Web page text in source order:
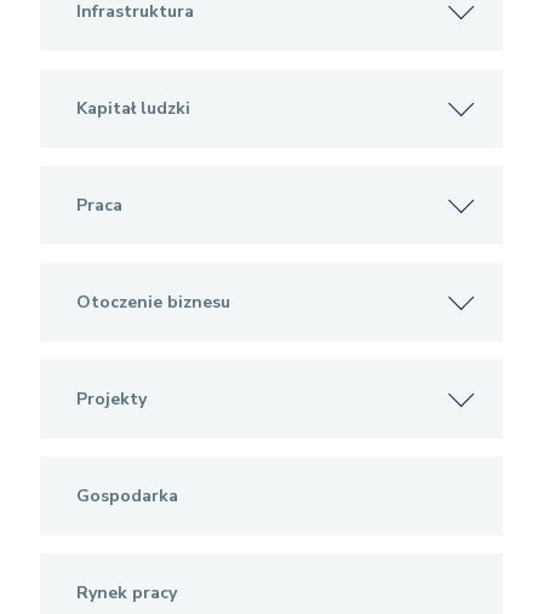
Infrastruktura
Kapitał ludzki
Praca
Otoczenie biznesu
Projekty
Gospodarka
Rynek pracy